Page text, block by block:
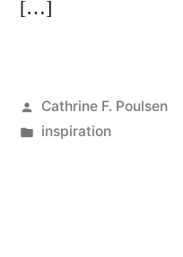
[…]
Posted
by
Cathrine F. Poulsen
Posted
inspiration